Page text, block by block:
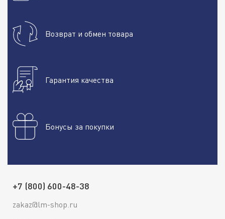
Возврат и обмен товара
Гарантия качества
Бонусы за покупки
+7 (800) 600-48-38
zakaz@lm-shop.ru